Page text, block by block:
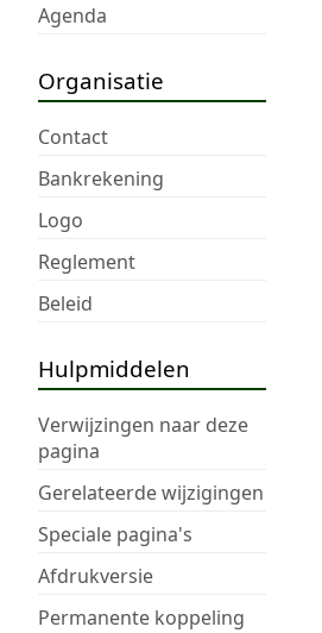
Agenda
Organisatie
Contact
Bankrekening
Logo
Reglement
Beleid
Hulpmiddelen
Verwijzingen naar deze
pagina
Gerelateerde wijzigingen
Speciale pagina's
Afdrukversie
Permanente koppeling